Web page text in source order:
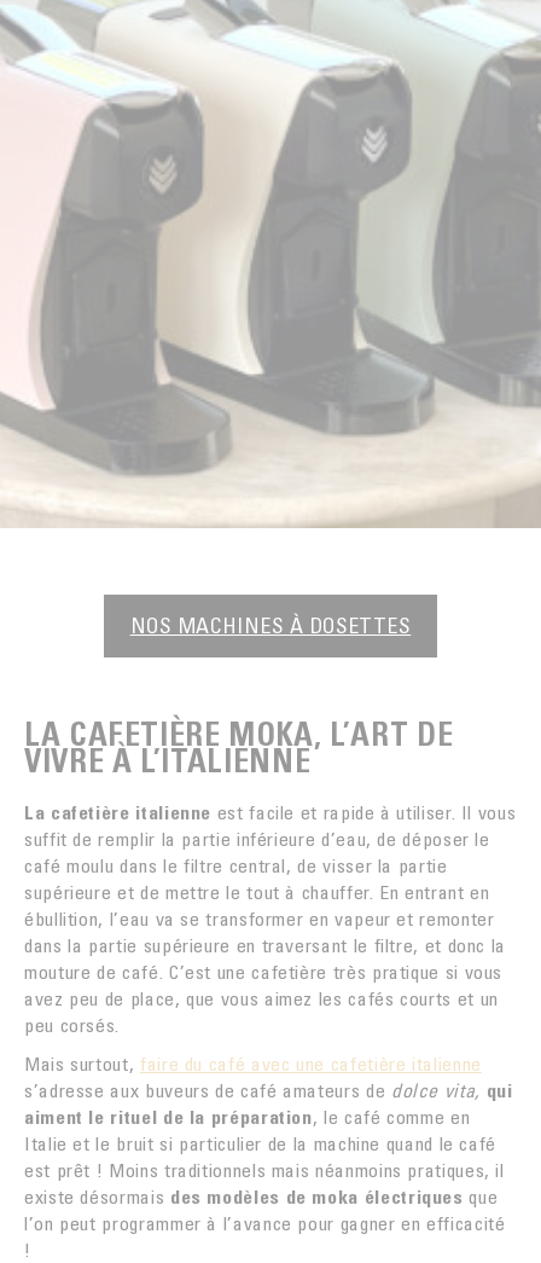
NOS MACHINES À DOSETTES
LA CAFETIÈRE MOKA, L’ART DE
VIVRE À L’ITALIENNE
La cafetière italienne est facile et rapide à utiliser. Il vous
suffit de remplir la partie inférieure d’eau, de déposer le
café moulu dans le filtre central, de visser la partie
supérieure et de mettre le tout à chauffer. En entrant en
ébullition, l’eau va se transformer en vapeur et remonter
dans la partie supérieure en traversant le filtre, et donc la
mouture de café. C’est une cafetière très pratique si vous
avez peu de place, que vous aimez les cafés courts et un
peu corsés.
Mais surtout, faire du café avec une cafetière italienne
s’adresse aux buveurs de café amateurs de dolce vita, qui
aiment le rituel de la préparation, le café comme en
Italie et le bruit si particulier de la machine quand le café
est prêt ! Moins traditionnels mais néanmoins pratiques, il
existe désormais des modèles de moka électriques que
l’on peut programmer à l’avance pour gagner en efficacité
!